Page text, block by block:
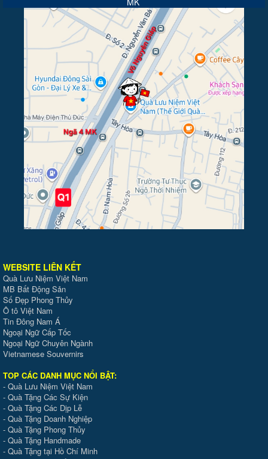
WEBSITE LIÊN KẾT
Quà Lưu Niệm Việt Nam
MB Bất Động Sản
Số Đẹp Phong Thủy
Ô tô Việt Nam
Tin Đông Nam Á
Ngoại Ngữ Cấp Tốc
Ngoại Ngữ Chuyên Ngành
Vietnamese Souvernirs
TOP CÁC DANH MỤC NỔI BẬT:
- Quà Lưu Niệm Việt Nam
- Quà Tặng Các Sự Kiện
- Quà Tặng Các Dịp Lễ
- Quà Tặng Doanh Nghiệp
- Quà Tặng Phong Thủy
- Quà Tặng Handmade
- Quà Tặng tại Hồ Chí Minh